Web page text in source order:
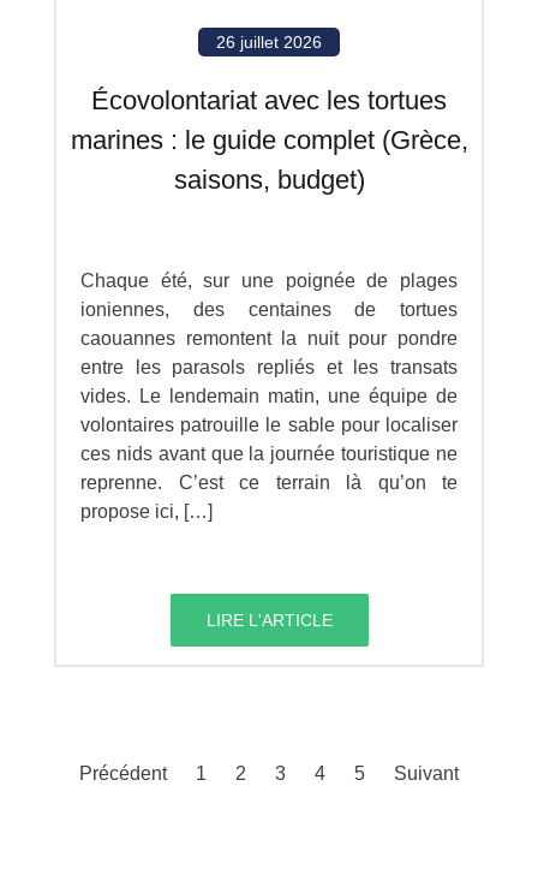
26 juillet 2026
Écovolontariat avec les tortues
marines : le guide complet (Grèce,
saisons, budget)
Chaque été, sur une poignée de plages
ioniennes, des centaines de tortues
caouannes remontent la nuit pour pondre
entre les parasols repliés et les transats
vides. Le lendemain matin, une équipe de
volontaires patrouille le sable pour localiser
ces nids avant que la journée touristique ne
reprenne. C’est ce terrain là qu’on te
propose ici, […]
LIRE L'ARTICLE
Précédent 1 2 3 4 5 Suivant